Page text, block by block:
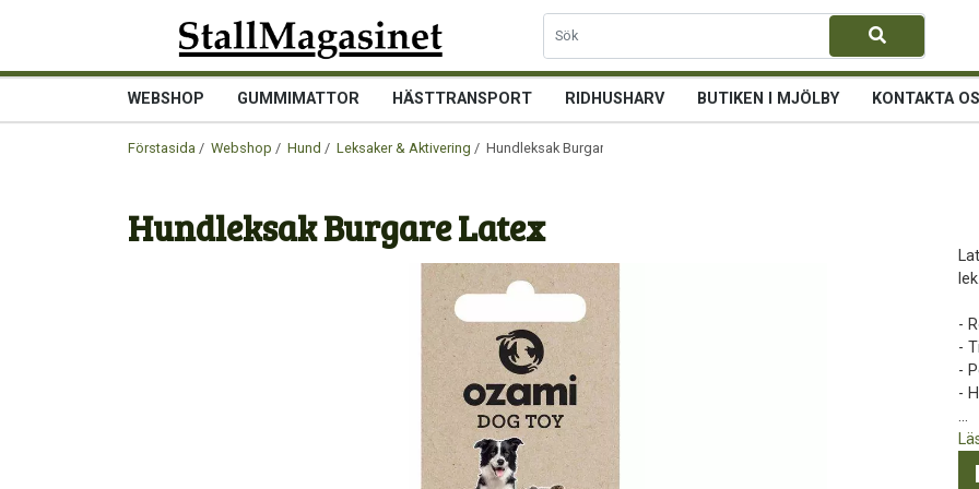
WEBSHOP GUMMIMATTOR HÄSTTRANSPORT RIDHUSHARV BUTIKEN I MJÖLBY KONTAKTA
Förstasida / Webshop / Hund / Leksaker & Aktivering / Hundleksak Burgare Latex
Hundleksak Burgare Latex
-
-
-
-
...